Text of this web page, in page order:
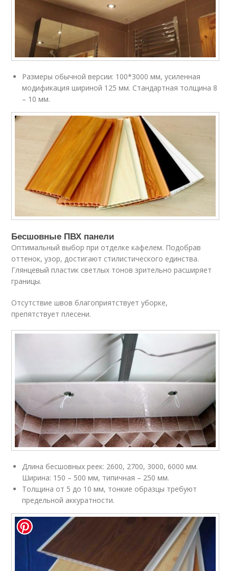
Размеры обычной версии: 100*3000 мм, усиленная
модификация шириной 125 мм. Стандартная толщина 8
– 10 мм.
Бесшовные ПВХ панели
Оптимальный выбор при отделке кафелем. Подобрав
оттенок, узор, достигают стилистического единства.
Глянцевый пластик светлых тонов зрительно расширяет
границы.
Отсутствие швов благоприятствует уборке,
препятствует плесени.
Длина бесшовных реек: 2600, 2700, 3000, 6000 мм.
Ширина: 150 – 500 мм, типичная – 250 мм.
Толщина от 5 до 10 мм, тонкие образцы требуют
предельной аккуратности.